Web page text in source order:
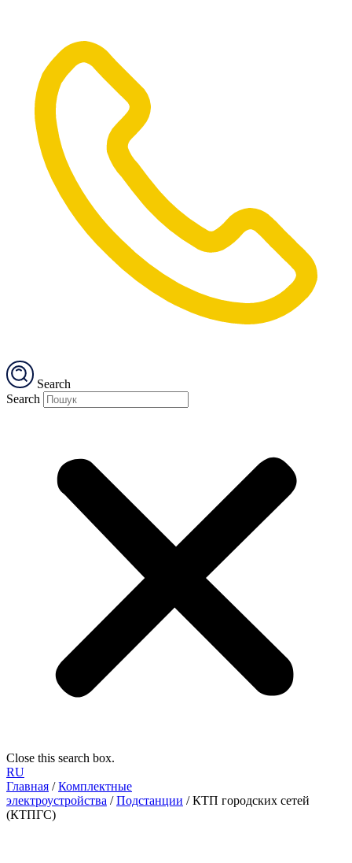
Search
Search
Close this search box.
RU
Главная /Комплектные
электроустройства /Подстанции / КТП городских сетей
(КТПГС)